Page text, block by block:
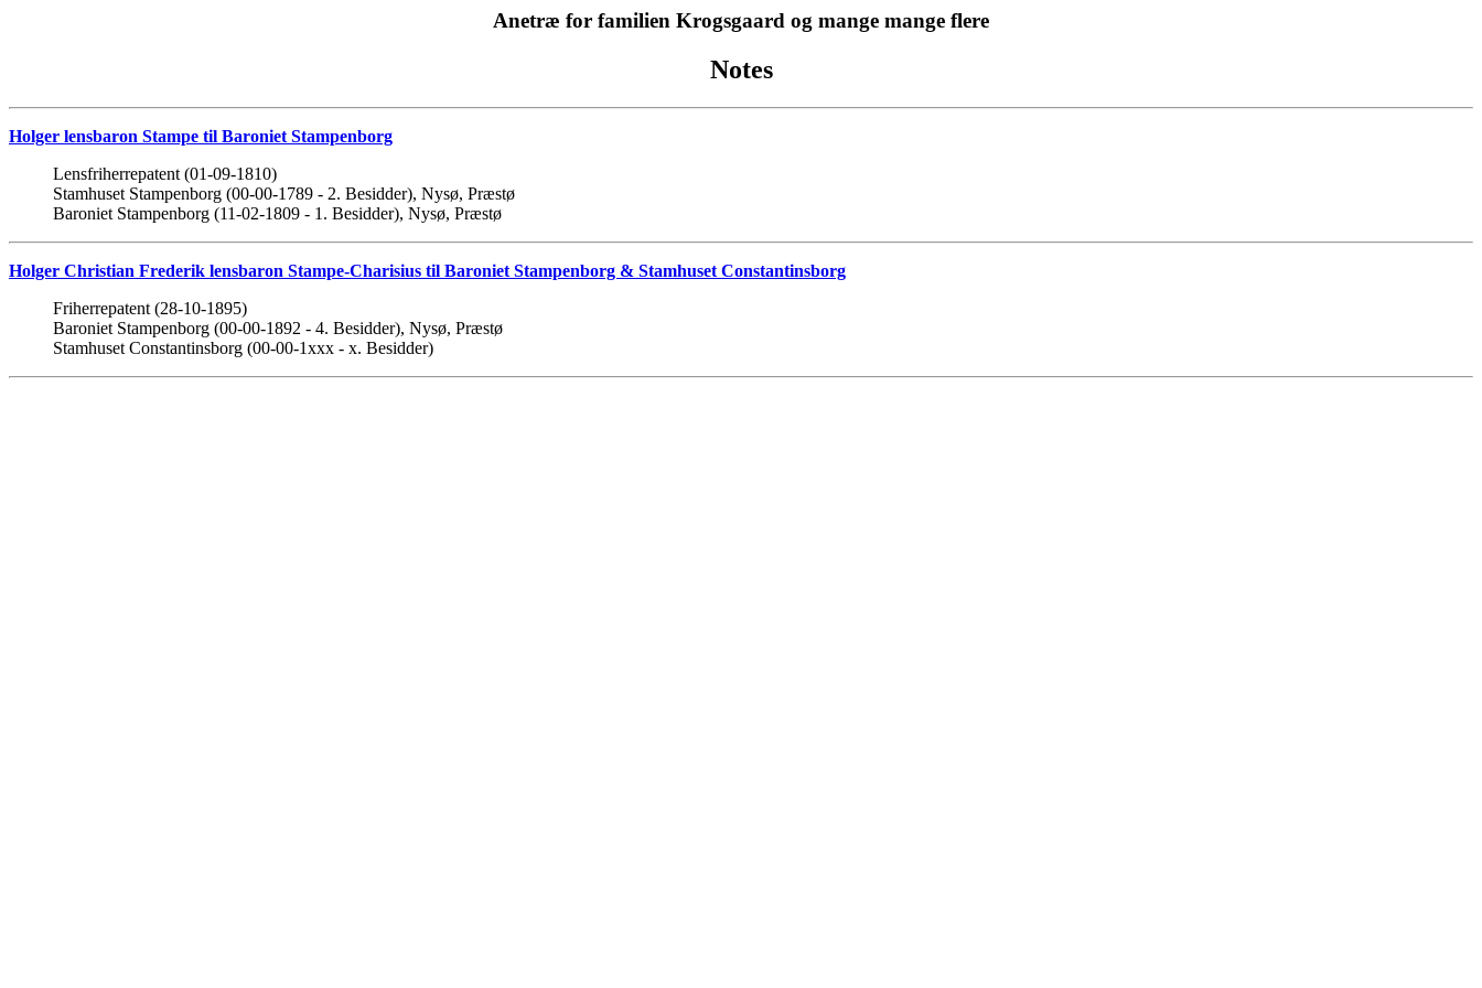
Anetræ for familien Krogsgaard og mange mange flere
Notes
Holger lensbaron Stampe til Baroniet Stampenborg
Lensfriherrepatent (01-09-1810)
Stamhuset Stampenborg (00-00-1789 - 2. Besidder), Nysø, Præstø
Baroniet Stampenborg (11-02-1809 - 1. Besidder), Nysø, Præstø
Holger Christian Frederik lensbaron Stampe-Charisius til Baroniet Stampenborg & Stamhuset Constantinsborg
Friherrepatent (28-10-1895)
Baroniet Stampenborg (00-00-1892 - 4. Besidder), Nysø, Præstø
Stamhuset Constantinsborg (00-00-1xxx - x. Besidder)